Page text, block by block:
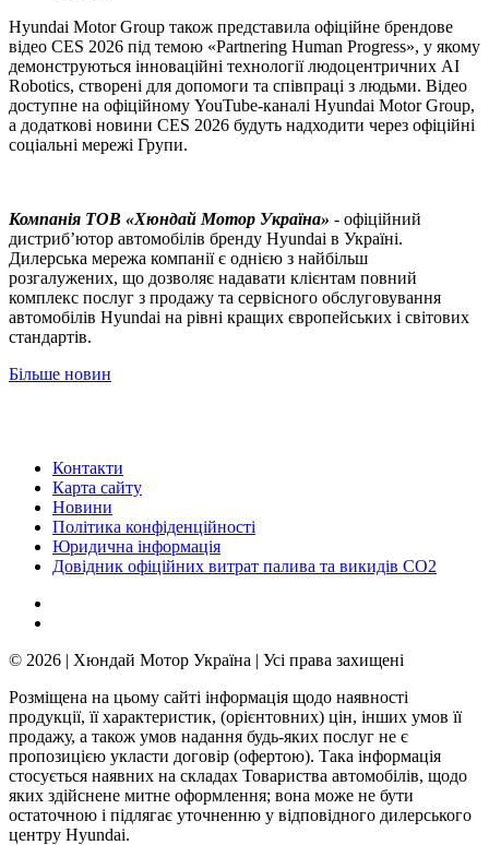
Hyundai Motor Group також представила офіційне брендове
відео CES 2026 під темою «Partnering Human Progress», у якому
демонструються інноваційні технології людоцентричних AI
Robotics, створені для допомоги та співпраці з людьми. Відео
доступне на офіційному YouTube-каналі Hyundai Motor Group,
а додаткові новини CES 2026 будуть надходити через офіційні
соціальні мережі Групи.
Компанія ТOВ «Хюндай Мотор Україна» - офіційний
дистриб’ютор автомобілів бренду Hyundai в Україні.
Дилерська мережа компанії є однією з найбільш
розгалужених, що дозволяє надавати клієнтам повний
комплекс послуг з продажу та сервісного обслуговування
автомобілів Hyundai на рівні кращих європейських і світових
стандартів.
Більше новин
Контакти
Карта сайту
Новини
Політика конфіденційності
Юридична інформація
Довідник офіційних витрат палива та викидів СО2
© 2026 | Хюндай Мотор Україна | Усі права захищені
Розміщена на цьому сайті інформація щодо наявності
продукції, її характеристик, (орієнтовних) цін, інших умов її
продажу, а також умов надання будь-яких послуг не є
пропозицією укласти договір (офертою). Така інформація
стосується наявних на складах Товариства автомобілів, щодо
яких здійснене митне оформлення; вона може не бути
остаточною і підлягає уточненню у відповідного дилерського
центру Hyundai.